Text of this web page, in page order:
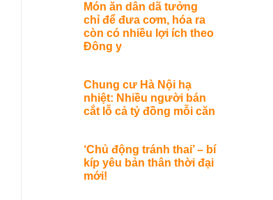
Món ăn dân dã tưởng
chỉ để đưa cơm, hóa ra
còn có nhiều lợi ích theo
Đông y
Chung cư Hà Nội hạ
nhiệt: Nhiều người bán
cắt lỗ cả tỷ đồng mỗi căn
‘Chủ động tránh thai’ – bí
kíp yêu bản thân thời đại
mới!